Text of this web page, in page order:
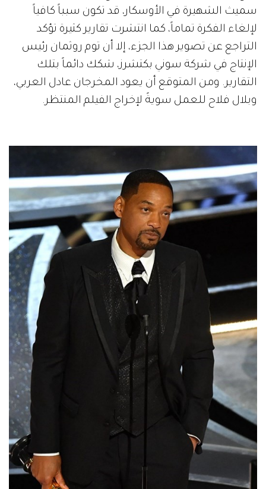
سميث الشهيرة في الأوسكار، قد تكون سبباً كافياً
لإلغاء الفكرة تماماً، كما انتشرت تقارير كثيرة تؤكد
التراجع عن تصوير هذا الجزء، إلا أن توم روثمان رئيس
الإنتاج في شركة سوني بكتشرز، شكك دائماً بتلك
التقارير. ومن المتوقع أن يعود المخرجان عادل العربي،
وبلال فلاح للعمل سويةً لإخراج الفيلم المنتظر.